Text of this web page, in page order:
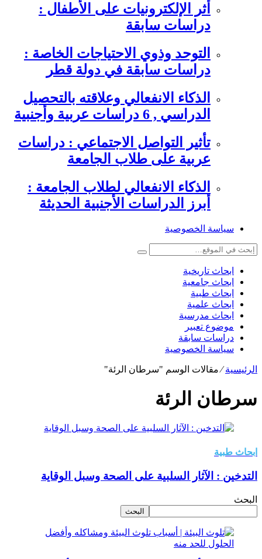
أثر الإلكترونيات على الأطفال :
دراسات سابقة
التوحد وذوي الاحتياجات الخاصة :
دراسات سابقة في دولة قطر
الذكاء الانفعالي وعلاقته بالتحصيل
الدراسي , 6 دراسات عربية وأجنبية
تأثير التواصل الاجتماعي : دراسات
عربية على طلاب الجامعة
الذكاء الانفعالي لطلاب الجامعة :
أبرز الدراسات الأجنبية الحديثة
سياسة الخصوصية
ابحاث تاريخية
ابحاث جامعية
ابحاث طبية
ابحاث علمية
ابحاث مدرسية
موضوع تعبير
دراسات سابقة
سياسة الخصوصية
الرئيسية⁄مقالات الوسم "سرطان الرئة"
سرطان الرئة
ابحاث طبية
التدخين : الآثار السلبية على الصحة وسبل الوقاية
البحث
البحث